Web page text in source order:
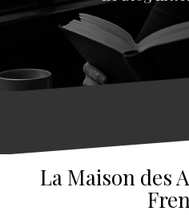
La Maison des